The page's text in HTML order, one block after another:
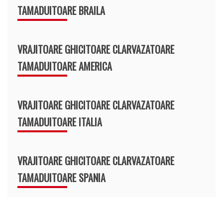
TAMADUITOARE BRAILA
VRAJITOARE GHICITOARE CLARVAZATOARE
TAMADUITOARE AMERICA
VRAJITOARE GHICITOARE CLARVAZATOARE
TAMADUITOARE ITALIA
VRAJITOARE GHICITOARE CLARVAZATOARE
TAMADUITOARE SPANIA